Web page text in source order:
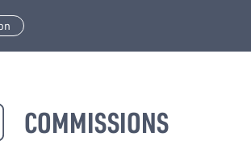
COMMISSIONS